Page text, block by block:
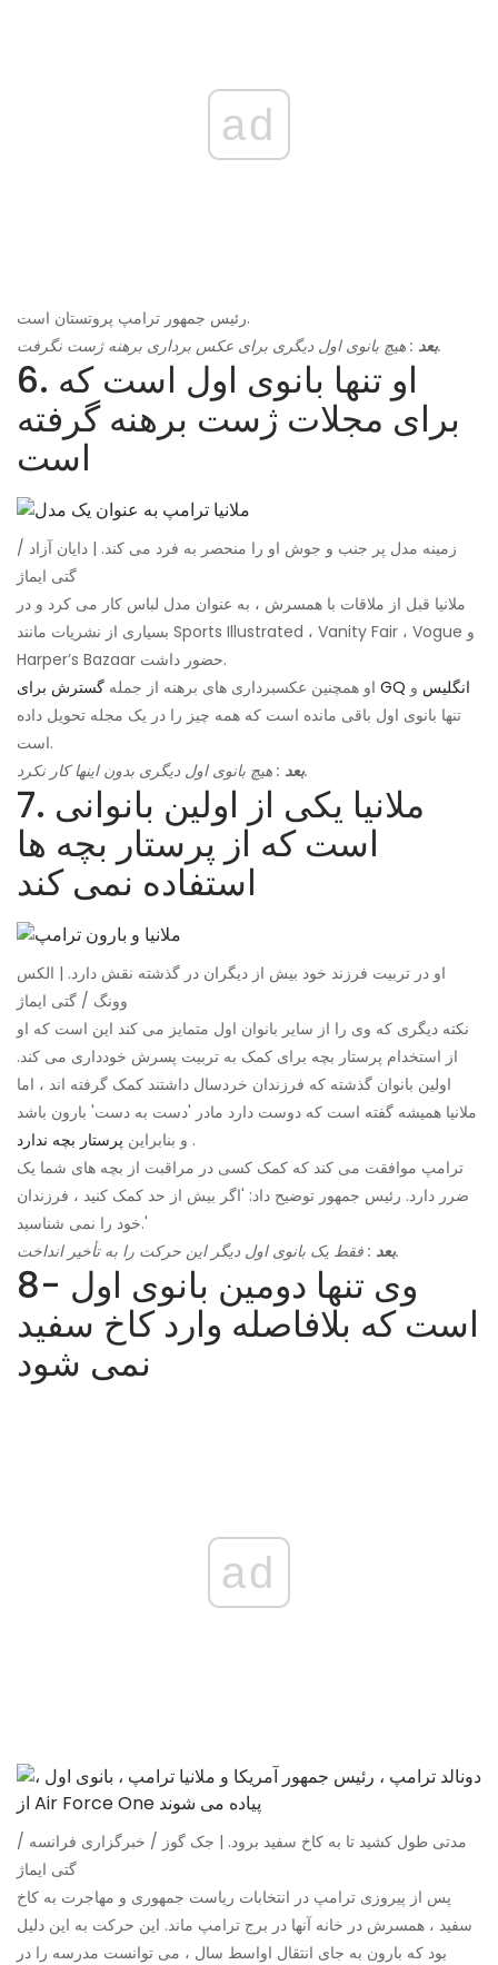
ad
رئیس جمهور ترامپ پروتستان است.
بعد: هیچ بانوی اول دیگری برای عکس برداری برهنه ژست نگرفت.
6. او تنها بانوی اول است که
برای مجلات ژست برهنه گرفته
است
زمینه مدل پر جنب و جوش او را منحصر به فرد می کند. | دایان آزاد /
گتی ایماژ
ملانیا قبل از ملاقات با همسرش ، به عنوان مدل لباس کار می کرد و در
بسیاری از نشریات مانند Sports Illustrated ، Vanity Fair ، Vogue و
Harper’s Bazaar حضور داشت.
او همچنین عکسبرداری های برهنه از جمله
گسترش برای GQ انگلیس و
تنها بانوی اول باقی مانده است که همه چیز را در یک مجله تحویل داده
است.
بعد: هیچ بانوی اول دیگری بدون اینها کار نکرد.
7. ملانیا یکی از اولین بانوانی
است که از پرستار بچه ها
استفاده نمی کند
او در تربیت فرزند خود بیش از دیگران در گذشته نقش دارد. | الکس
وونگ / گتی ایماژ
نکته دیگری که وی را از سایر بانوان اول متمایز می کند این است که او
از استخدام پرستار بچه برای کمک به تربیت پسرش خودداری می کند.
اولین بانوان گذشته که فرزندان خردسال داشتند کمک گرفته اند ، اما
ملانیا همیشه گفته است که دوست دارد مادر 'دست به دست' بارون باشد
و بنابراین پرستار بچه ندارد
.
ترامپ موافقت می کند که کمک کسی در مراقبت از بچه های شما یک
ضرر دارد. رئیس جمهور توضیح داد: 'اگر بیش از حد کمک کنید ، فرزندان
خود را نمی شناسید.'
بعد: فقط یک بانوی اول دیگر این حرکت را به تأخیر انداخت.
8- وی تنها دومین بانوی اول
است که بلافاصله وارد کاخ سفید
نمی شود
ad
مدتی طول کشید تا به کاخ سفید برود. | جک گوز / خبرگزاری فرانسه /
گتی ایماژ
پس از پیروزی ترامپ در انتخابات ریاست جمهوری و مهاجرت به کاخ
سفید ، همسرش در خانه آنها در برج ترامپ ماند. این حرکت به این دلیل
بود که بارون به جای انتقال اواسط سال ، می توانست مدرسه را در